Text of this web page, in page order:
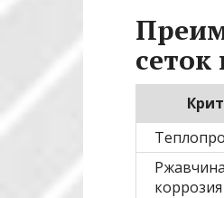
коррозия